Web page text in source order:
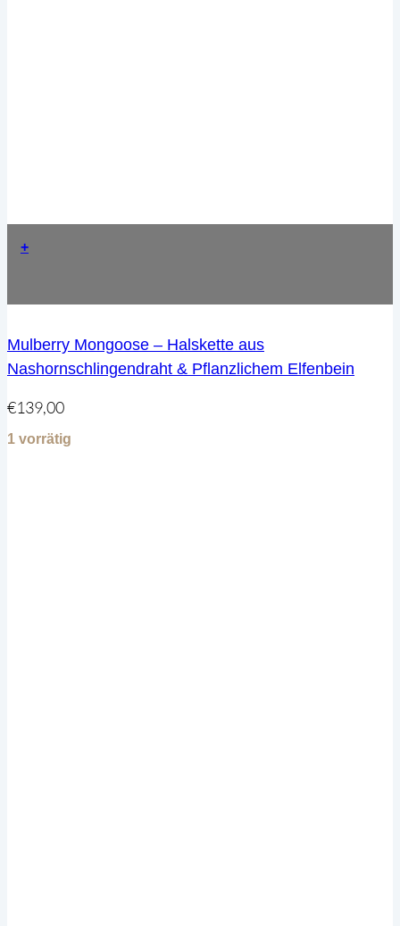
+
Mulberry Mongoose – Halskette aus
Nashornschlingendraht & Pflanzlichem Elfenbein
€139,00
1 vorrätig